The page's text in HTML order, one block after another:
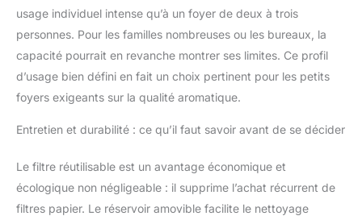
usage individuel intense qu’à un foyer de deux à trois
personnes. Pour les familles nombreuses ou les bureaux, la
capacité pourrait en revanche montrer ses limites. Ce profil
d’usage bien défini en fait un choix pertinent pour les petits
foyers exigeants sur la qualité aromatique.
Entretien et durabilité : ce qu’il faut savoir avant de se décider
Le filtre réutilisable est un avantage économique et
écologique non négligeable : il supprime l’achat récurrent de
filtres papier. Le réservoir amovible facilite le nettoyage